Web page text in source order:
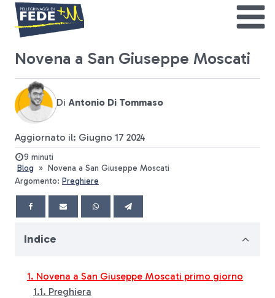
Novena a San Giuseppe Moscati
Di Antonio Di Tommaso
Aggiornato il: Giugno 17 2024
9 minuti
Blog » Novena a San Giuseppe Moscati
Argomento: Preghiere
Indice
Novena a San Giuseppe Moscati primo giorno
Preghiera